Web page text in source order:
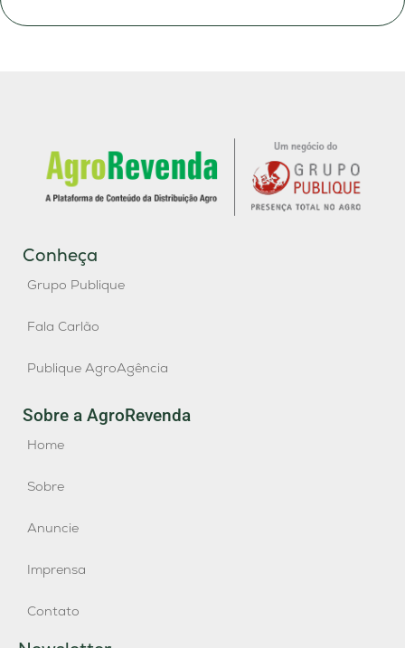
Conheça
Grupo Publique
Fala Carlão
Publique AgroAgência
Sobre a AgroRevenda
Home
Sobre
Anuncie
Imprensa
Contato